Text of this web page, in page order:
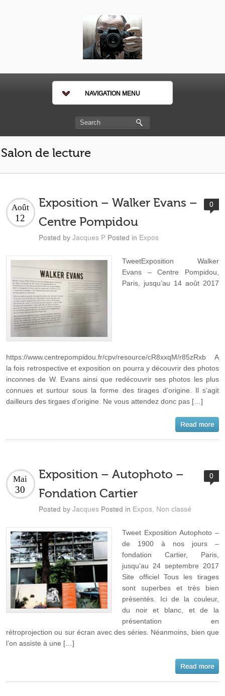
NAVIGATION MENU
Salon de lecture
Exposition – Walker Evans –
Centre Pompidou
Août
12
Posted by Jacques P Posted in Expos
0
TweetExposition Walker
Evans – Centre Pompidou,
Paris, jusqu’au 14 août 2017
https://www.centrepompidou.fr/cpv/resource/cR8xxqM/r85zRxb A
la fois retrospective et exposition on pourra y découvrir des photos
inconnes de W. Evans ainsi que redécouvrir ses photos les plus
connues et surtour sous la forme des tirages d’origine. Il s’agit
dailleurs des tirgaes d’origine. Ne vous attendez donc pas […]
Exposition – Autophoto –
Fondation Cartier
Mai
30
Posted by Jacques Posted in Expos Non classé
0
Tweet Exposition Autophoto –
de 1900 à nos jours –
fondation Cartier, Paris,
jusqu’au 24 septembre 2017
Site officiel Tous les tirages
sont superbes et très bien
présentés. Ici de la couleur,
du noir et blanc, et de la
présentation en
rétroprojection ou sur écran avec des séries. Néanmoins, bien que
l’on assiste à une […]